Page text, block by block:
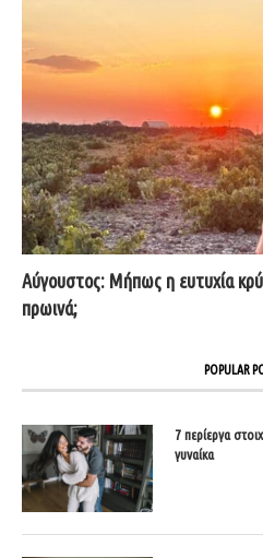
Αύγουστος: Μήπως η ευτυχία
πρωινά;
POPULAR
7 περίεργα
γυναίκα